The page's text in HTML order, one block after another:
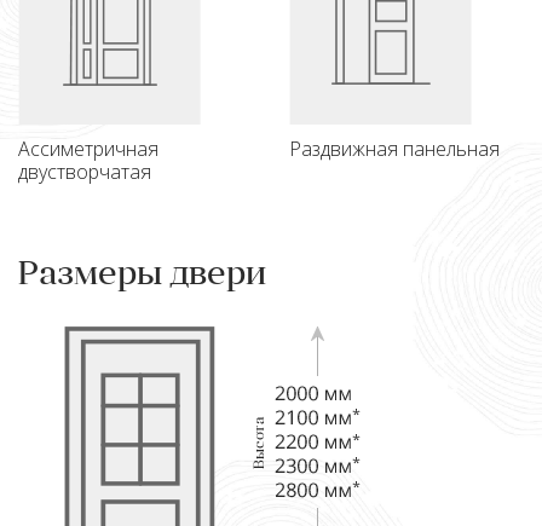
Ассиметричная
двустворчатая
Раздвижная панельная
Размеры двери